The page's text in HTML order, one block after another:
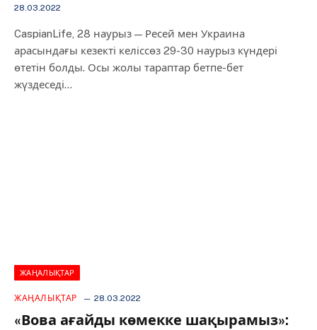
28.03.2022
CaspianLife, 28 наурыз — Ресей мен Украина
арасындағы кезекті келіссөз 29-30 наурыз күндері
өтетін болды. Осы жолы тараптар бетпе-бет
жүздеседі…
ЖАҢАЛЫҚТАР
ЖАҢАЛЫҚТАР 28.03.2022
«Вова ағайды көмекке шақырамыз»: